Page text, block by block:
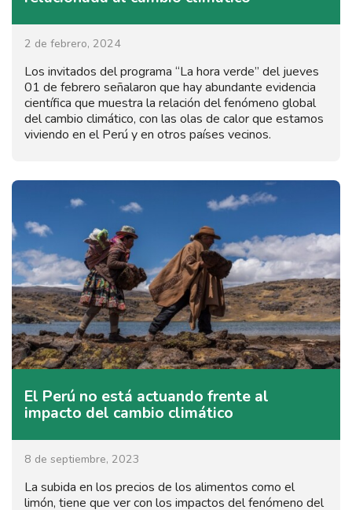
2 de febrero, 2024
Los invitados del programa “La hora verde” del jueves
01 de febrero señalaron que hay abundante evidencia
científica que muestra la relación del fenómeno global
del cambio climático, con las olas de calor que estamos
viviendo en el Perú y en otros países vecinos.
El Perú no está actuando frente al
impacto del cambio climático
8 de septiembre, 2023
La subida en los precios de los alimentos como el
limón, tiene que ver con los impactos del fenómeno del